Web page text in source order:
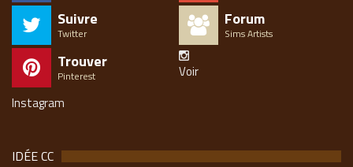
Suivre
Twitter
Forum
Sims Artists
Trouver
Pinterest
Voir
Instagram
IDÉE CC